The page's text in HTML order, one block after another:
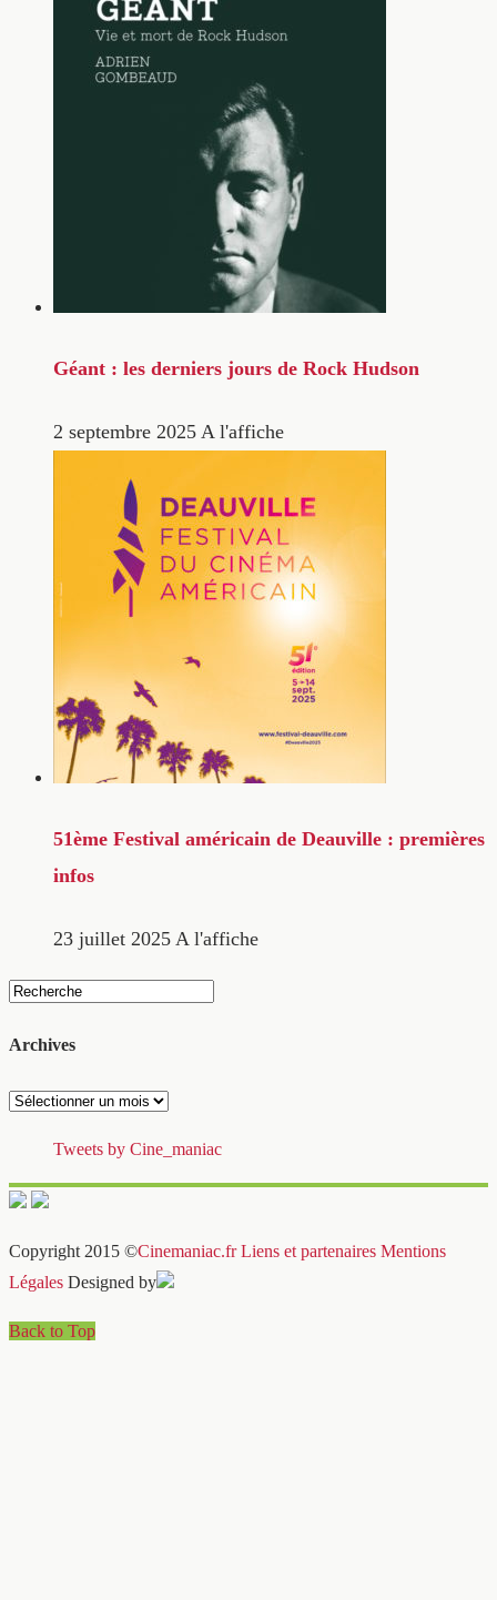
Géant : les derniers jours de Rock Hudson
2 septembre 2025 A l'affiche
51ème Festival américain de Deauville : premières
infos
23 juillet 2025 A l'affiche
Archives
Archives
Tweets by Cine_maniac
Copyright 2015 ©Cinemaniac.fr Liens et partenaires Mentions
Légales Designed by
Back to Top